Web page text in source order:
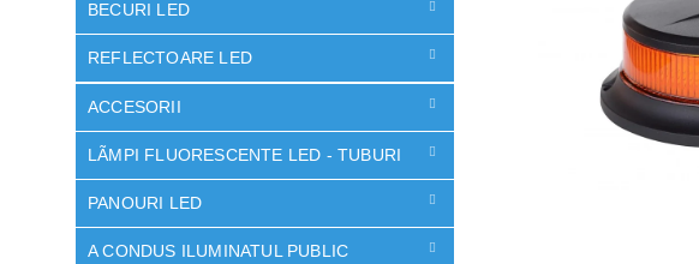
BECURI LED
REFLECTOARE LED
ACCESORII
LÃMPI FLUORESCENTE LED - TUBURI
PANOURI LED
A CONDUS ILUMINATUL PUBLIC